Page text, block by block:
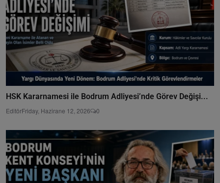
HSK Kararnamesi ile Bodrum Adliyesi’nde Görev Değişi...
EditörFriday, Hazirane 12, 2026 0